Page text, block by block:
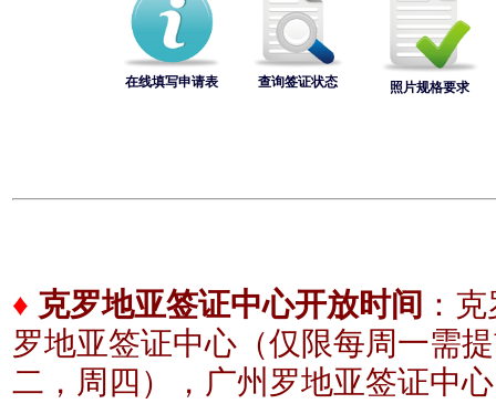
在线填写申请表 查询签证状态 照片规格要求
♦ 克罗地亚签证中心开放时间 ：
罗地亚签证中心（仅限每周一需
二，周四），广州 罗地亚签证中心